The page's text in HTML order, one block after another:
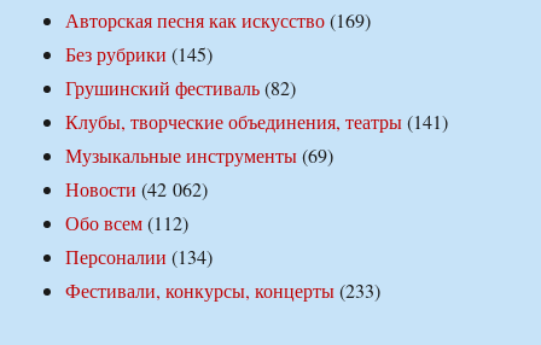
Авторская песня как искусство(169)
Без рубрики (145)
Грушинский фестиваль(82)
Клубы, творческие объединения, театры(141)
Музыкальные инструменты(69)
Новости (42 062)
Обо всем(112)
Персоналии (134)
Фестивали, конкурсы, концерты(233)